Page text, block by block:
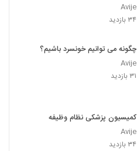
Avije
۳۴ بازدید
چگونه می توانیم خونسرد باشیم؟
Avije
۳۱ بازدید
کمیسیون پزشکی نظام وظیفه
Avije
۳۴ بازدید